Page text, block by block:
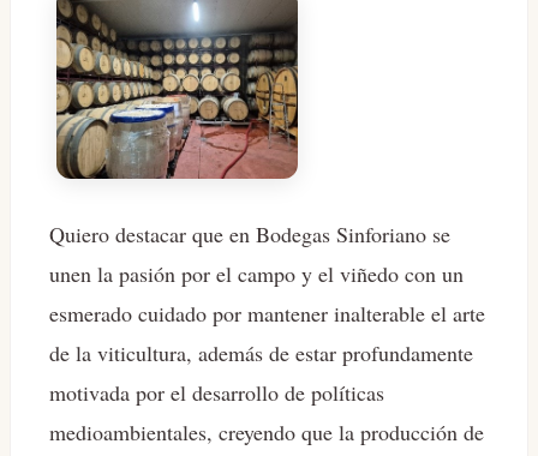
Quiero destacar que en Bodegas Sinforiano se
unen la pasión por el campo y el viñedo con un
esmerado cuidado por mantener inalterable el arte
de la viticultura, además de estar profundamente
motivada por el desarrollo de políticas
medioambientales, creyendo que la producción de